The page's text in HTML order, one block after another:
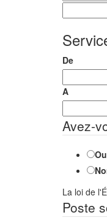
De
A
Avez-
La loi de
Poste